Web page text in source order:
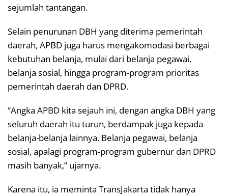
sejumlah tantangan.
Selain penurunan DBH yang diterima pemerintah
daerah, APBD juga harus mengakomodasi berbagai
kebutuhan belanja, mulai dari belanja pegawai,
belanja sosial, hingga program-program prioritas
pemerintah daerah dan DPRD.
“Angka APBD kita sejauh ini, dengan angka DBH yang
seluruh daerah itu turun, berdampak juga kepada
belanja-belanja lainnya. Belanja pegawai, belanja
sosial, apalagi program-program gubernur dan DPRD
masih banyak,” ujarnya.
Karena itu, ia meminta TransJakarta tidak hanya